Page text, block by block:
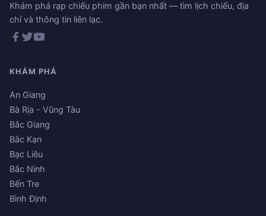
Khám phá rạp chiếu phim gần bạn nhất — tìm lịch chiếu, địa
chỉ và thông tin liên lạc.
KHÁM PHÁ
An Giang
Bà Rịa - Vũng Tàu
Bắc Giang
Bắc Kạn
Bạc Liêu
Bắc Ninh
Bến Tre
Bình Định